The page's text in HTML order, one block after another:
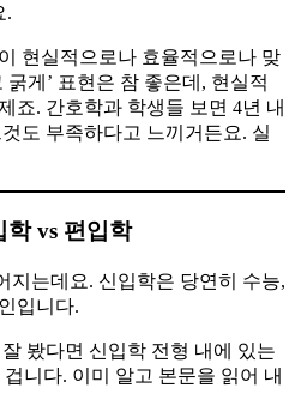
.
현실적으로나 효율적으로나 맞
게’ 표현은 참 좋은데, 현실적
죠. 간호학과 학생들 보면 4년 내
도 부족하다고 느끼거든요. 실
학 vs 편입학
지는데요. 신입학은 당연히 수능,
입니다.
봤다면 신입학 전형 내에 있는
니다. 이미 알고 본문을 읽어 내